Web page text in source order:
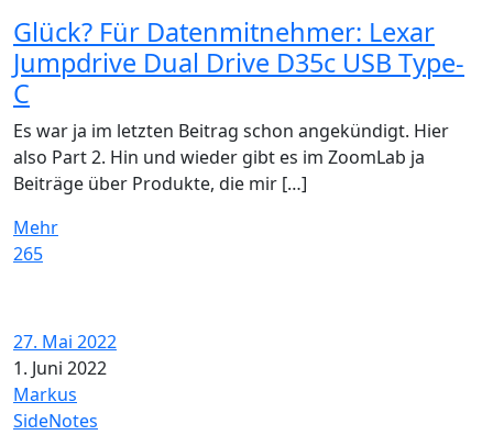
Glück? Für Datenmitnehmer: Lexar
Jumpdrive Dual Drive D35c USB Type-
C
Es war ja im letzten Beitrag schon angekündigt. Hier
also Part 2. Hin und wieder gibt es im ZoomLab ja
Beiträge über Produkte, die mir […]
Mehr
265
27. Mai 2022
1. Juni 2022
Markus
SideNotes